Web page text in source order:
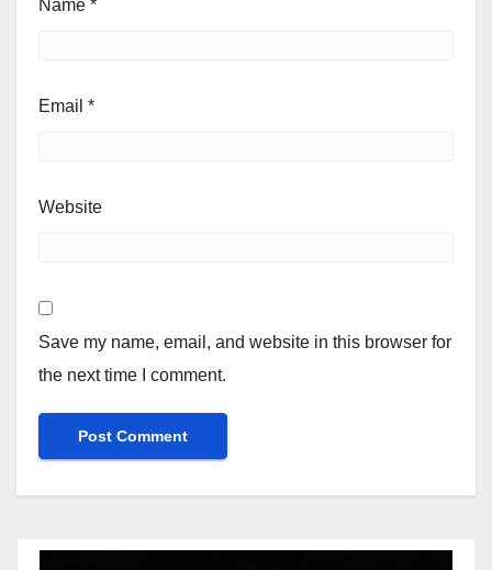
Name *
Email *
Website
Save my name, email, and website in this browser for
the next time I comment.